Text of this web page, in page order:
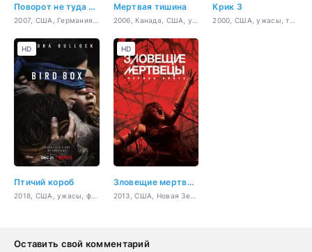
Поворот не туда 2: Тупик Мертвая тишина Крик 3
Птичий короб
HD
Зловещие мертвецы: Черная книга
2013, США, Новая Зеландия, Австралия, ужасы
HD
Оставить свой комментарий